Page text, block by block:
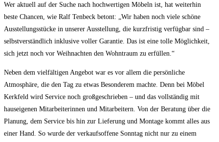
Wer aktuell auf der Suche nach hochwertigen Möbeln ist, hat weiterhin
beste Chancen, wie Ralf Tenbeck betont: „Wir haben noch viele schöne
Ausstellungsstücke in unserer Ausstellung, die kurzfristig verfügbar sind –
selbstverständlich inklusive voller Garantie. Das ist eine tolle Möglichkeit,
sich jetzt noch vor Weihnachten den Wohntraum zu erfüllen.“
Neben dem vielfältigen Angebot war es vor allem die persönliche
Atmosphäre, die den Tag zu etwas Besonderem machte. Denn bei Möbel
Kerkfeld wird Service noch großgeschrieben – und das vollständig mit
hauseigenen Mitarbeiterinnen und Mitarbeitern. Von der Beratung über die
Planung, dem Service bis hin zur Lieferung und Montage kommt alles aus
einer Hand. So wurde der verkaufsoffene Sonntag nicht nur zu einem